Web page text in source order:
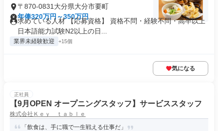
〒870-0831大分県大分市要町
年俸320万円～350万円
求めている人材 【応募資格】 資格不問・経験不問・高卒以上
日本語能力試験N2以上の日...
業界未経験歓迎 +15個
気になる
正社員
【9月OPEN オープニングスタッフ】サービススタッフ
株式会社Ｋｅｙ ｔａｂｌｅ
「飲食は、手に職で一生戦える仕事だ」